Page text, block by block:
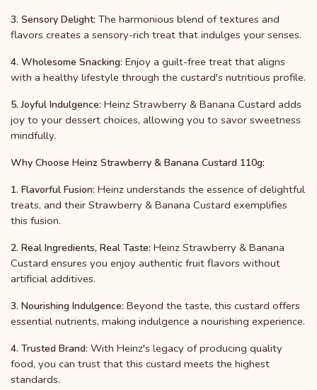
3. Sensory Delight: The harmonious blend of textures and
flavors creates a sensory-rich treat that indulges your senses.
4. Wholesome Snacking: Enjoy a guilt-free treat that aligns
with a healthy lifestyle through the custard's nutritious profile.
5. Joyful Indulgence: Heinz Strawberry & Banana Custard adds
joy to your dessert choices, allowing you to savor sweetness
mindfully.
Why Choose Heinz Strawberry & Banana Custard 110g:
1. Flavorful Fusion: Heinz understands the essence of delightful
treats, and their Strawberry & Banana Custard exemplifies
this fusion.
2. Real Ingredients, Real Taste: Heinz Strawberry & Banana
Custard ensures you enjoy authentic fruit flavors without
artificial additives.
3. Nourishing Indulgence: Beyond the taste, this custard offers
essential nutrients, making indulgence a nourishing experience.
4. Trusted Brand: With Heinz's legacy of producing quality
food, you can trust that this custard meets the highest
standards.